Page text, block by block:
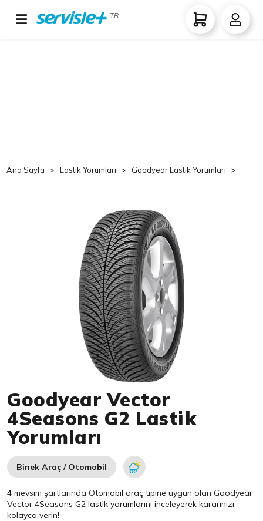
TR
Ana Sayfa Lastik Yorumları Goodyear Lastik Yorumları
Goodyear Vector
4Seasons G2 Lastik
Yorumları
Binek Araç / Otomobil
4 mevsim şartlarında Otomobil araç tipine uygun olanGoodyear
Vector 4Seasons G2 lastik yorumlarını inceleyerek kararınızı
kolayca verin!